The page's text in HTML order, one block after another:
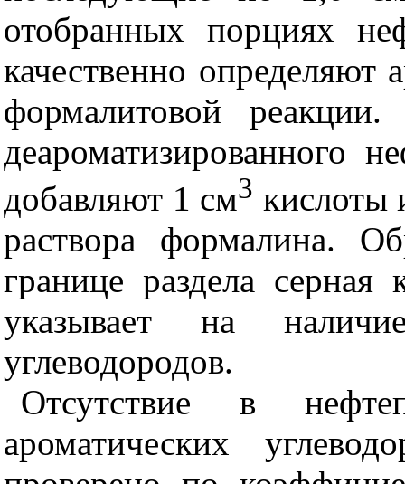
отобранных порциях
качественно определяют
формалитовой
деароматизированного
добавляют 1 см3 кислоты
раствора формалина.
границе раздела
указывает на
углеводородов.
Отсутствие в
ароматических